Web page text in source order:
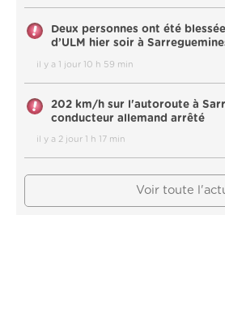
Deux personnes ont été
d’ULM hier soir à
il y a 1 jour 10 h 59 min
202 km/h sur l'autoroute à
conducteur allemand arrêté
il y a 2 jour 1 h 17 min
Voir toute